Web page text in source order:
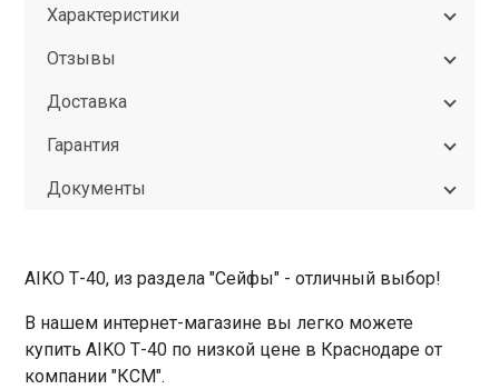
Характеристики
Отзывы
Доставка
Гарантия
Документы
AIKO Т-40, из раздела "Сейфы" - отличный выбор!
В нашем интернет-магазине вы легко можете
купить AIKO Т-40 по низкой цене в Краснодаре от
компании "КСМ".